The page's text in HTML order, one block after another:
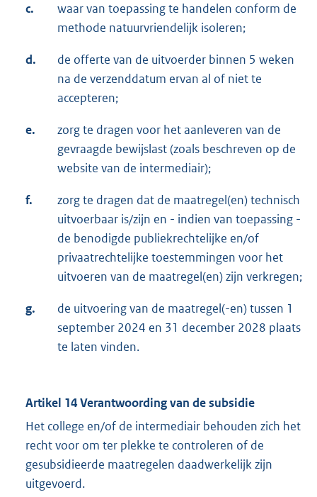
c.
waar van toepassing te handelen conform de
methode natuurvriendelijk isoleren;
d.
de offerte van de uitvoerder binnen 5 weken
na de verzenddatum ervan al of niet te
accepteren;
e.
zorg te dragen voor het aanleveren van de
gevraagde bewijslast (zoals beschreven op de
website van de intermediair);
f.
zorg te dragen dat de maatregel(en) technisch
uitvoerbaar is/zijn en - indien van toepassing -
de benodigde publiekrechtelijke en/of
privaatrechtelijke toestemmingen voor het
uitvoeren van de maatregel(en) zijn verkregen;
g.
de uitvoering van de maatregel(-en) tussen 1
september 2024 en 31 december 2028 plaats
te laten vinden.
Artikel 14 Verantwoording van de subsidie
Het college en/of de intermediair behouden zich het
recht voor om ter plekke te controleren of de
gesubsidieerde maatregelen daadwerkelijk zijn
uitgevoerd.